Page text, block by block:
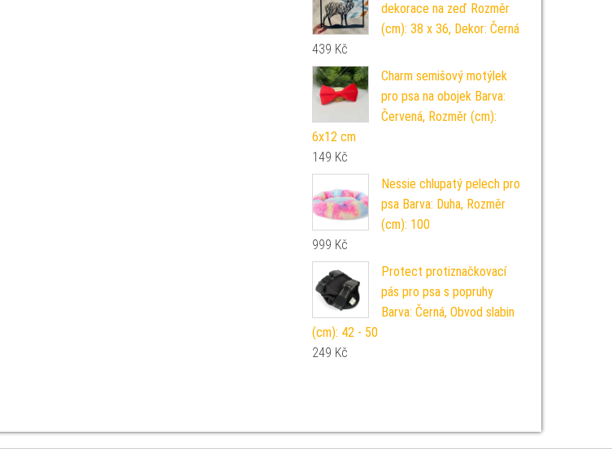
dekorace na zeď Rozměr
(cm): 38 x 36, Dekor: Černá
439 Kč
Charm semišový motýlek
pro psa na obojek Barva:
Červená, Rozměr (cm):
6x12 cm
149 Kč
Nessie chlupatý pelech pro
psa Barva: Duha, Rozměr
(cm): 100
999 Kč
Protect protiznačkovací
pás pro psa s popruhy
Barva: Černá, Obvod slabin
(cm): 42 - 50
249 Kč